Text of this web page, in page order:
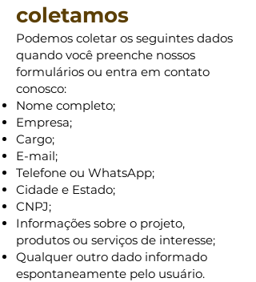
coletamos
Podemos coletar os seguintes dados
quando você preenche nossos
formulários ou entra em contato
conosco:
Nome completo;
Empresa;
Cargo;
E-mail;
Telefone ou WhatsApp;
Cidade e Estado;
CNPJ;
Informações sobre o projeto,
produtos ou serviços de interesse;
Qualquer outro dado informado
espontaneamente pelo usuário.